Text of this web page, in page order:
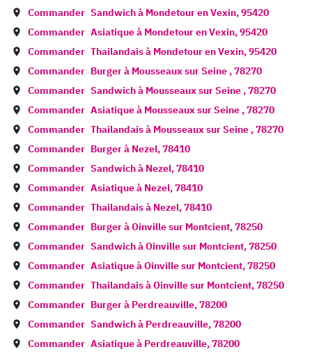
Commander Sandwich à Mondetour en Vexin,95420
Commander Asiatique à Mondetour en Vexin,95420
Commander Thailandais à Mondetour en Vexin,95420
Commander Burger à Mousseaux sur Seine ,78270
Commander Sandwich à Mousseaux sur Seine ,78270
Commander Asiatique à Mousseaux sur Seine ,78270
Commander Thailandais à Mousseaux sur Seine ,78270
Commander Burger à Nezel,78410
Commander Sandwich à Nezel,78410
Commander Asiatique à Nezel,78410
Commander Thailandais à Nezel,78410
Commander Burger àOinville sur Montcient,78250
Commander Sandwich àOinville sur Montcient,78250
Commander Asiatique àOinville sur Montcient,78250
Commander Thailandais àOinville sur Montcient,78250
Commander Burger à Perdreauville,78200
Commander Sandwich à Perdreauville,78200
Commander Asiatique à Perdreauville,78200